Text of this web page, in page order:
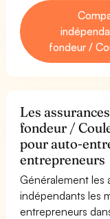
fondeur /
Les
fondeur /
pour auto-
entrepreneurs
Généralement les
indépendants les
entrepreneurs